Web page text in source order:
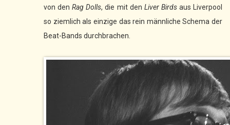
von denRag Dolls, die mit den Liver Birdsaus Liverpool
so ziemlich als einzige das rein männliche Schema der
Beat-Bands durchbrachen.